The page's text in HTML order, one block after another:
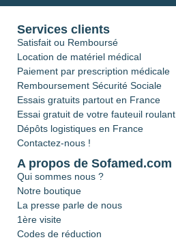
Services clients
Satisfait ou Remboursé
Location de matériel médical
Paiement par prescription médicale
Remboursement Sécurité Sociale
Essais gratuits partout en France
Essai gratuit de votre fauteuil roulant
Dépôts logistiques en France
Contactez-nous !
A propos de Sofamed.com
Qui sommes nous ?
Notre boutique
La presse parle de nous
1ère visite
Codes de réduction